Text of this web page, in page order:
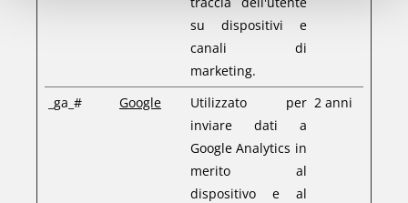
su dispositivi e
canali di
marketing.
_ga_# Google
Utilizzato per
inviare dati a
Google Analytics in
merito al
dispositivo e al
2 anni